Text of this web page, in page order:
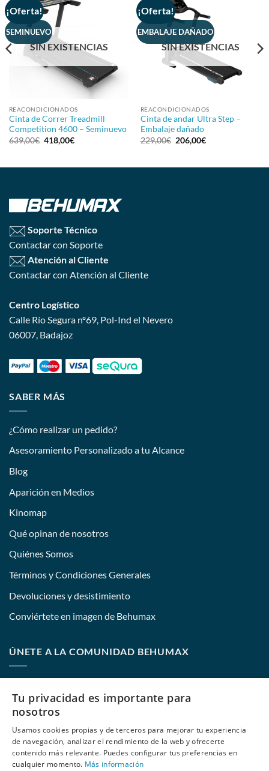
¡Oferta!
SEMINUEVO
SIN EXISTENCIAS
REACONDICIONADOS
Cinta de Correr Treadmill
Competition 4600 – Seminuevo
639,00€ 418,00€
¡Oferta!
EMBALAJE DAÑADO
SIN EXISTENCIAS
REACONDICIONADOS
Cinta de andar Ultra Step –
Embalaje dañado
229,00€ 206,00€
Soporte Técnico
Contactar con Soporte
Atención al Cliente
Contactar con Atención al Cliente
Centro Logístico
Calle Río Segura nº69, Pol-Ind el Nevero
06007, Badajoz
SABER MÁS
¿Cómo realizar un pedido?
Asesoramiento Personalizado a tu Alcance
Blog
Aparición en Medios
Kinomap
Qué opinan de nosotros
Quiénes Somos
Términos y Condiciones Generales
Devoluciones y desistimiento
Conviértete en imagen de Behumax
ÚNETE A LA COMUNIDAD BEHUMAX
E-mail:
Tu privacidad es importante para
nosotros
Usamos cookies propias y de terceros para mejorar tu experiencia
de navegación, analizar el rendimiento de la web y ofrecerte
contenido más relevante. Puedes configurar tus preferencias en
cualquier momento. Más información